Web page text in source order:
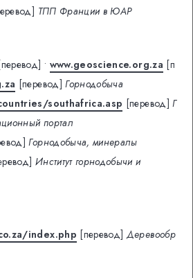
ТПП Франции в ЮАР
• www.geoscience.org.za [п
[перевод] Горнодобыча
southafrica.asp [перевод] Г
портал
Горнодобыча, минералы
Институт горнодобычи и
index.php [перевод] Деревообр